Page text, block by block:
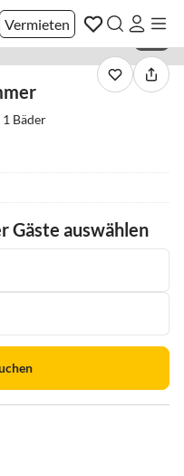
Vermieten
1 Bäder
Gäste auswählen